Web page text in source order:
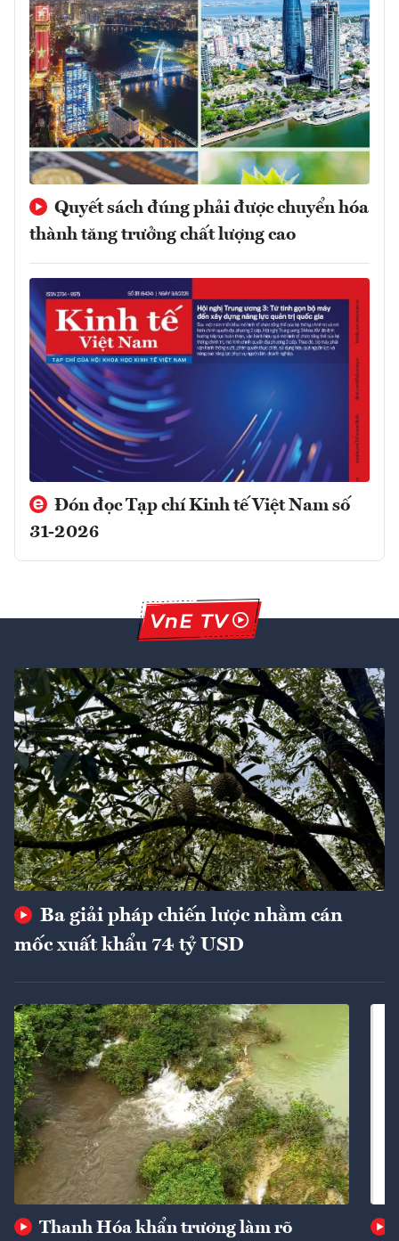
Quyết sách đúng phải được chuyển hóa
thành tăng trưởng chất lượng cao
Đón đọc Tạp chí Kinh tế Việt Nam số
31-2026
Ba giải pháp chiến lược nhằm cán
mốc xuất khẩu 74 tỷ USD
Thanh Hóa khẩn trương làm rõ